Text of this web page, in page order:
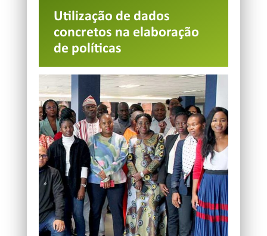
Utilização de dados
concretos na elaboração
de políticas